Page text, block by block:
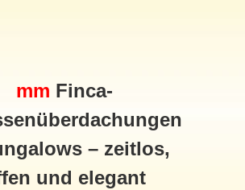
mm Finca-
– zeitlos,
und elegant